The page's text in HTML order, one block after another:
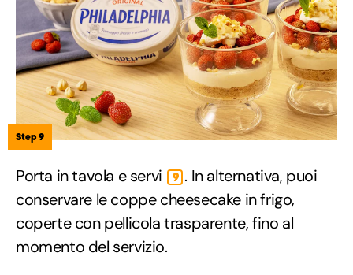
Step 9
Porta in tavola e servi 9 . In alternativa, puoi
conservare le coppe cheesecake in frigo,
coperte con pellicola trasparente, fino al
momento del servizio.